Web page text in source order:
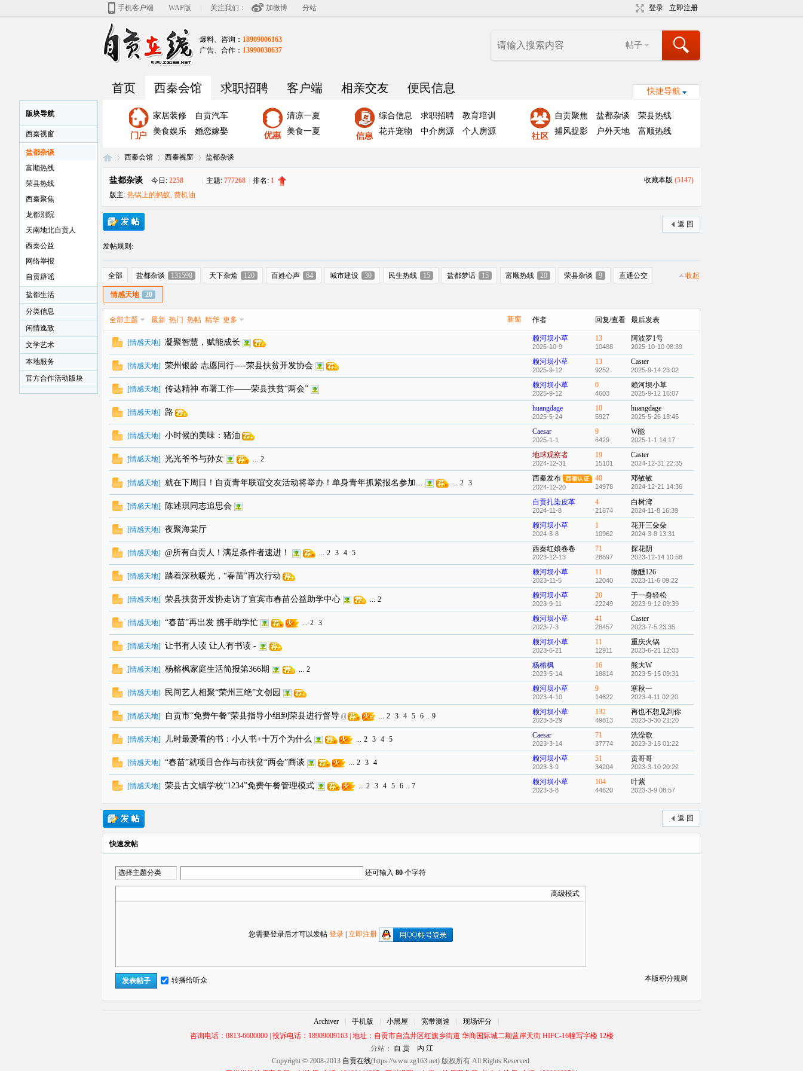
手机客户端 WAP版 关注我们： 加微博 分站 登录 立即注册
爆料、咨询： 18909006163
广告、合作： 13990030637
帖子
快捷导航
首页 西秦会馆 求职招聘 客户端 相亲交友 便民信息
家居装修
自贡汽车
美食娱乐
婚恋嫁娶
清凉一夏
美食一夏
综合信息 求职招聘
教育培训
花卉宠物
中介房源 个人房源
自贡聚焦 盐都杂谈
荣县热线
捕风捉影
户外天地 富顺热线
自
在
线
»
西秦会馆
›
西秦视窗
›
盐都杂谈
版块导航
西秦视窗
盐都杂谈
富顺热线
荣县热线
西秦聚焦
龙都别院
天南地北自贡人
西秦公益
网络举报
自贡辟谣
盐都生活
分类信息
闲情逸致
文学艺术
本地服务
官方合作活动版块
收藏本版 (5147)
盐都杂谈 今日: 2258 主题: 777268 排名: 1
版主: 热锅上的蚂蚁, 费机油
返 回
发帖规则:
收起
全部 盐都杂谈 131598 天下杂烩 120 百姓心声 64 城市建设 30 民生热线 15 盐都梦话 15 富顺热线 20 荣县杂谈 9 直通公交
情感天地 20
新窗
全部主题 最新 热门 热帖 精华 更多 作者 回复/查看 最后发表
[情感天地] 凝聚智慧，赋能成长 赖河坝小草
2025-10-9
13
10488
阿波罗1号
2025-10-10 08:39
[情感天地] 荣州银龄 志愿同行----荣县扶贫开发协会 赖河坝小草
2025-9-12
13
9252
Caster
2025-9-14 23:02
[情感天地] 传达精神 布署工作——荣县扶贫“两会” 赖河坝小草
2025-9-12
0
4603
赖河坝小草
2025-9-12 16:07
[情感天地] 路 huangdage
2025-5-24
10
5927
huangdage
2025-5-26 18:45
[情感天地] 小时候的美味：猪油 Caesar
2025-1-1
9
6429
W能
2025-1-1 14:17
[情感天地] 光光爷爷与孙女 ... 2 地球观察者
2024-12-31
19
15101
Caster
2024-12-31 22:35
[情感天地] 就在下周日！自贡青年联谊交友活动将举办！单身青年抓紧报名参加... ... 2 3
西秦发布
2024-12-20
40
14978
邓敏敏
2024-12-21 14:36
[情感天地] 陈述琪同志追思会 自贡扎染皮革
2024-11-8
4
21674
白树湾
2024-11-8 16:39
[情感天地] 夜聚海棠厅 赖河坝小草
2024-3-8
1
10962
花开三朵朵
2024-3-8 13:31
[情感天地] @所有自贡人！满足条件者速进！ ... 2 3 4 5 西秦红娘卷卷
2023-12-13
71
28897
探花阴
2023-12-14 10:58
[情感天地] 踏着深秋暖光，“春苗”再次行动 赖河坝小草
2023-11-5
11
12040
微醺126
2023-11-6 09:22
[情感天地] 荣县扶贫开发协走访了宜宾市春苗公益助学中心 ... 2 赖河坝小草
2023-9-11
20
22249
于一身轻松
2023-9-12 09:39
[情感天地] “春苗”再出发 携手助学忙 ... 2 3 赖河坝小草
2023-7-3
41
28457
Caster
2023-7-5 23:35
[情感天地] 让书有人读 让人有书读 - 赖河坝小草
2023-6-21
11
12911
重庆火锅
2023-6-21 12:03
[情感天地] 杨榕枫家庭生活简报第366期 ... 2 杨榕枫
2023-5-14
16
18814
熊大W
2023-5-15 09:31
[情感天地] 民间艺人相聚“荣州三绝”文创园 赖河坝小草
2023-4-10
9
14622
寒秋一
2023-4-11 02:20
[情感天地] 自贡市“免费午餐”荣县指导小组到荣县进行督导 ... 2 3 4 5 6 .. 9 赖河坝小草
2023-3-29
132
49813
再也不想见到你
2023-3-30 21:20
[情感天地] 儿时最爱看的书：小人书+十万个为什么 ... 2 3 4 5 Caesar
2023-3-14
71
37774
洗澡歌
2023-3-15 01:22
[情感天地] “春苗”就项目合作与市扶贫“两会”商谈 ... 2 3 4 赖河坝小草
2023-3-9
51
34204
贡哥哥
2023-3-10 20:22
[情感天地] 荣县古文镇学校“1234”免费午餐管理模式 ... 2 3 4 5 6 .. 7 赖河坝小草
2023-3-8
104
44620
叶紫
2023-3-9 08:57
返 回
快速发帖
选择主题分类 还可输入 80 个字符
高级模式
您需要登录后才可以发帖 登录 立即注册
本版积分规则
发表帖子 转播给听众
Archiver 手机版 小黑屋 宽带测速 现场评分
咨询电话：0813-6600000 | 投诉电话：18909009163 | 地址：自贡市自流井区红旗乡街道 华商国际城二期蓝岸天街 HIFC-16幢写字楼 12楼
分站：
自 贡
内 江
Copyright © 2008-2013 自贡在线(https://www.zg163.net) 版权所有 All Rights Reserved.